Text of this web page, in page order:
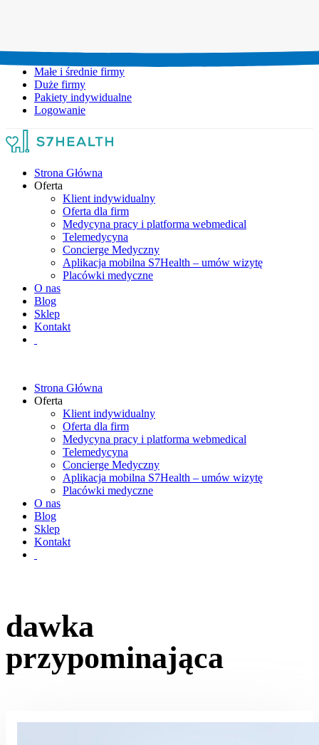
Małe i średnie firmy
Duże firmy
Pakiety indywidualne
Logowanie
Strona Główna
Oferta
Klient indywidualny
Oferta dla firm
Medycyna pracy i platforma webmedical
Telemedycyna
Concierge Medyczny
Aplikacja mobilna S7Health – umów wizytę
Placówki medyczne
O nas
Blog
Sklep
Kontakt
Strona Główna
Oferta
Klient indywidualny
Oferta dla firm
Medycyna pracy i platforma webmedical
Telemedycyna
Concierge Medyczny
Aplikacja mobilna S7Health – umów wizytę
Placówki medyczne
O nas
Blog
Sklep
Kontakt
dawka
przypominająca